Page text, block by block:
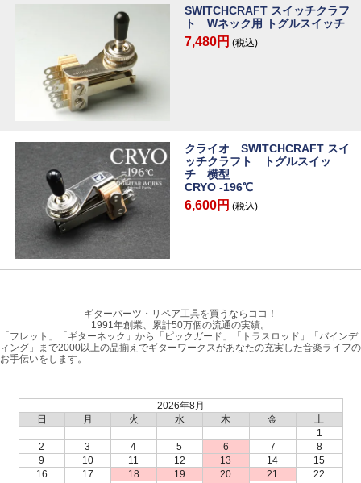
SWITCHCRAFT スイッチクラフ
ト Wネック用 トグルスイッチ
7,480円 (税込)
クライオ SWITCHCRAFT スイ
ッチクラフト トグルスイッ
チ 横型
CRYO -196℃
6,600円 (税込)
ギターパーツ・リペア工具を買うならココ！
1991年創業、累計50万個の流通の実績。
「フレット」「ギターネック」から「ピックガード」「トラスロッド」「バインデ
ィング」まで2000以上の品揃えでギターワークスがあなたの充実した音楽ライフの
お手伝いをします。
2026年8月
日
月 火 水 木 金
土
1
2
3 4 5 6 7
8
9
10 11 12 13 14
15
16
17 18 19 20 21
22